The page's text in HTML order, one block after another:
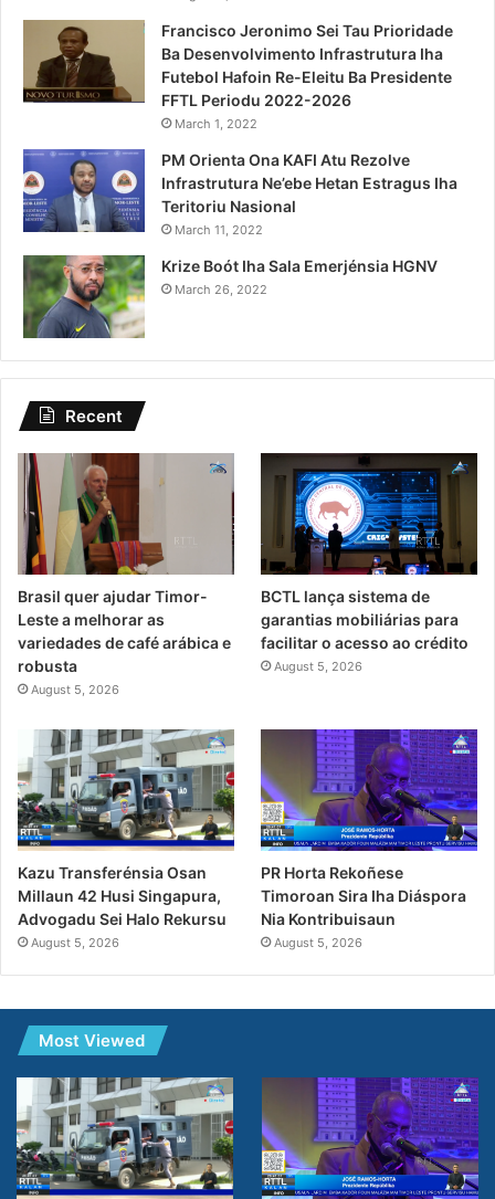
Francisco Jeronimo Sei Tau Prioridade
Ba Desenvolvimento Infrastrutura Iha
Futebol Hafoin Re-Eleitu Ba Presidente
FFTL Periodu 2022-2026
March 1, 2022
PM Orienta Ona KAFI Atu Rezolve
Infrastrutura Ne’ebe Hetan Estragus Iha
Teritoriu Nasional
March 11, 2022
Krize Boót Iha Sala Emerjénsia HGNV
March 26, 2022
Recent
Brasil quer ajudar Timor-
Leste a melhorar as
variedades de café arábica e
robusta
August 5, 2026
BCTL lança sistema de
garantias mobiliárias para
facilitar o acesso ao crédito
August 5, 2026
Kazu Transferénsia Osan
Millaun 42 Husi Singapura,
Advogadu Sei Halo Rekursu
August 5, 2026
PR Horta Rekoñese
Timoroan Sira Iha Diáspora
Nia Kontribuisaun
August 5, 2026
Most Viewed